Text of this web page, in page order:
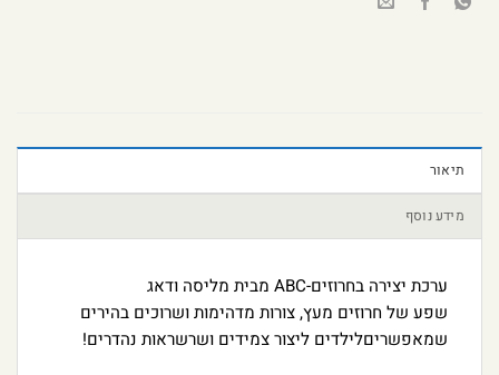
תיאור
מידע נוסף
ערכת יצירה בחרוזים-ABC מבית מליסה ודאג
שפע של חרוזים מעץ, צורות מדהימות ושרוכים בהירים
שמאפשריםלילדים ליצור צמידים ושרשראות נהדרים!